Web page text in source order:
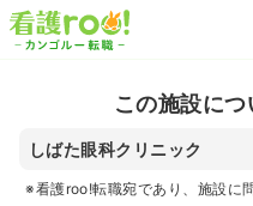
この施設に
しばた眼科クリニック
※看護roo!転職宛であり、施設に